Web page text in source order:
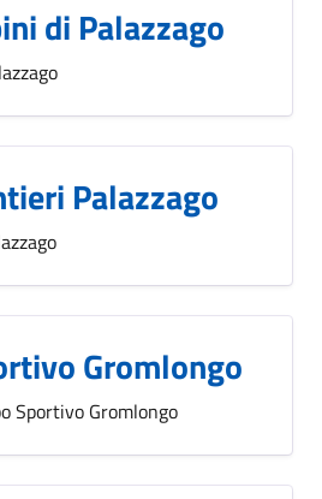
di Palazzago
Palazzago
Gromlongo
Sportivo Gromlongo